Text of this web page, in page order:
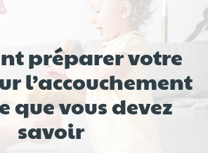
préparer votre
l’accouchement
que vous devez
savoir